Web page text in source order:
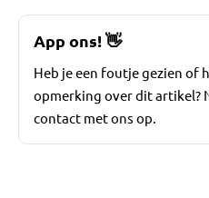
App ons!👋
Heb je een foutje gezien of
opmerking over dit artikel?
contact met ons op.